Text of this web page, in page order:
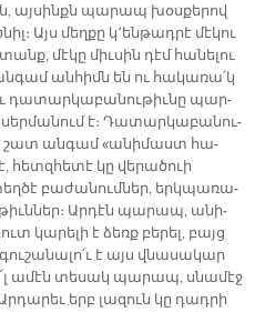
այ­սինքն պա­րապ խօս­քե­րով
Այս մեղ­քը կ՚են­թադ­րէ մէ­կու
մէ­կը միւ­սին դէմ հա­նե­լու
ան­հիմն են ու հա­կա­ռա՛կ
դա­տար­կա­բա­նու­թիւ­նը պար­
է։ Դա­տար­կա­բա­նու­
շատ ան­գամ «ա­նի­մաստ հա­
հետզ­հե­տէ կը վե­րա­ծուի
բա­ժա­նում­ներ, երկ­պա­ռա­
Ար­դէն պա­րապ, ա­նի­
կա­րե­լի է ձեռք բե­րել, բայց
է այս վնա­սա­կար
ա­մէն տե­սակ պա­րապ, սնա­մէջ
երբ լա­զուն կը դադ­րի